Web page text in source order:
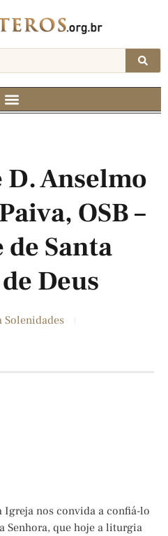
Anselmo
OSB –
Santa
Deus
Solenidades
nos convida a confiá-lo
Senhora, que hoje a liturgia